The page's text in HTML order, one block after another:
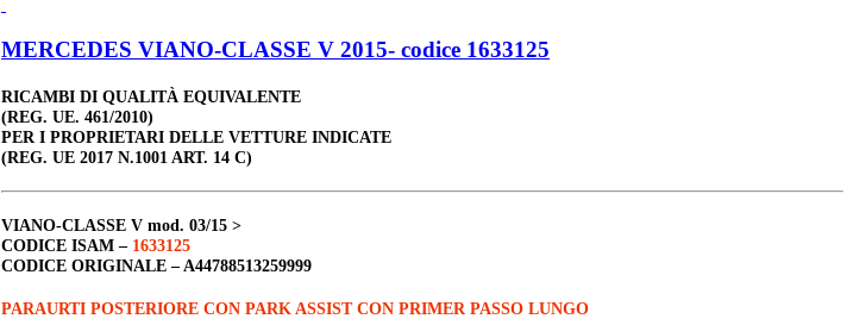
MERCEDES VIANO-CLASSE V 2015- codice 1633125
RICAMBI DI QUALITÀ EQUIVALENTE
(REG. UE. 461/2010)
PER I PROPRIETARI DELLE VETTURE INDICATE
(REG. UE 2017 N.1001 ART. 14 C)
VIANO-CLASSE V mod. 03/15 >
CODICE ISAM – 1633125
CODICE ORIGINALE – A44788513259999
PARAURTI POSTERIORE CON PARK ASSIST CON PRIMER PASSO LUNGO